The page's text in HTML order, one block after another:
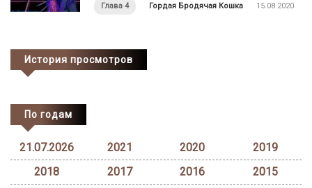
Глава 4 Гордая Бродячая Кошка 15.08.2020
История просмотров
По годам
21.07.2026 2021 2020
2019
2018
2017 2016
2015